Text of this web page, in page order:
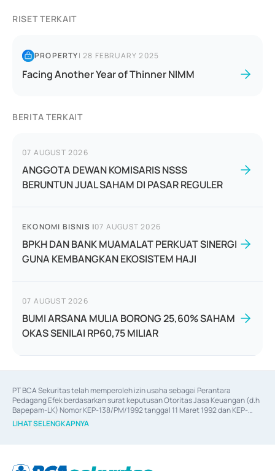
RISET TERKAIT
PROPERTY|28 FEBRUARY 2025
Facing Another Year of Thinner NIMM
BERITA TERKAIT
07 AUGUST 2026
ANGGOTA DEWAN KOMISARIS NSSS
BERUNTUN JUAL SAHAM DI PASAR REGULER
EKONOMI BISNIS |07 AUGUST 2026
BPKH DAN BANK MUAMALAT PERKUAT SINERGI
GUNA KEMBANGKAN EKOSISTEM HAJI
07 AUGUST 2026
BUMI ARSANA MULIA BORONG 25,60% SAHAM
OKAS SENILAI RP60,75 MILIAR
PT BCA Sekuritas telah memperoleh izin usaha sebagai Perantara
Pedagang Efek berdasarkan surat keputusan Otoritas Jasa Keuangan (d.h
Bapepam-LK) Nomor KEP-138/PM/1992 tanggal 11 Maret 1992 dan KEP-
06/D.04/2014 tanggal 28 Februari 2014, izin usaha sebagai Penjamin Emisi
Efek berdasarkan surat keputusan Otoritas Jasa Keuangan Nomor KEP-
berdasarkan surat keputusan Otoritas Jasa Keuangan Nomor S-
LIHAT SELENGKAPNYA